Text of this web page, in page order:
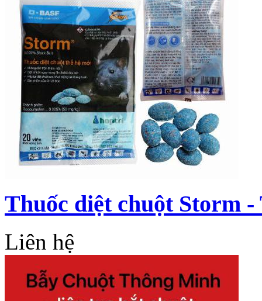
Thuốc diệt chuột Storm
Liên hệ